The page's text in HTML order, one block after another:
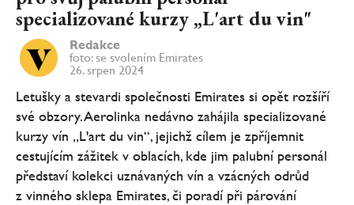
specializované kurzy „L'art du vin"
Redakce
foto: se svolením Emirates
26. srpen 2024
Letušky a stevardi společnosti Emirates si opět rozšíří
své obzory. Aerolinka nedávno zahájila specializované
kurzy vín „L'art du vin“, jejichž cílem je zpříjemnit
cestujícím zážitek v oblacích, kde jim palubní personál
představí kolekci uznávaných vín a vzácných odrůd
z vinného sklepa Emirates, či poradí při párování